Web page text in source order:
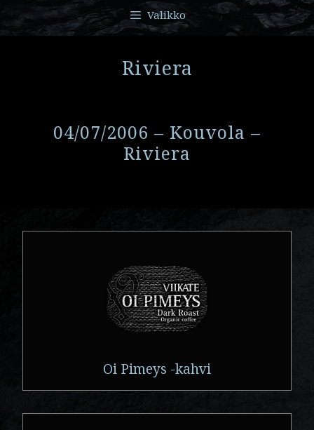
Valikko
Riviera
04/07/2006 – Kouvola –
Riviera
Oi Pimeys -kahvi